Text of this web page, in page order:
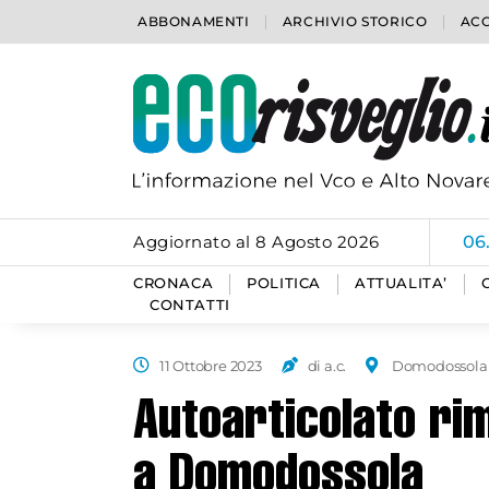
ABBONAMENTI ARCHIVIO STORICO
Aggiornato al 8 Agosto 2026
CRONACA POLITICA ATTUALITA’
CONTATTI
11 Ottobre 2023 di a.c. Domodossola
Autoarticolato